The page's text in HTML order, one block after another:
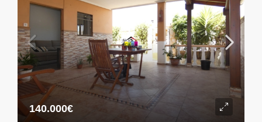
140.000€